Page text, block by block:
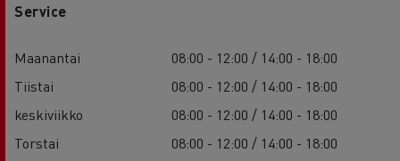
Service
Maanantai
08:00 - 12:00 / 14:00 - 18:00
Tiistai
08:00 - 12:00 / 14:00 - 18:00
keskiviikko
08:00 - 12:00 / 14:00 - 18:00
Torstai
08:00 - 12:00 / 14:00 - 18:00